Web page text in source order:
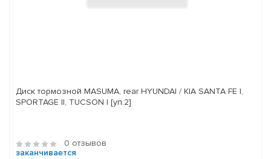
Диск тормозной MASUMA, rear HYUNDAI / KIA SANTA FE I,
SPORTAGE II, TUCSON I [уп.2]
0 отзывов
заканчивается